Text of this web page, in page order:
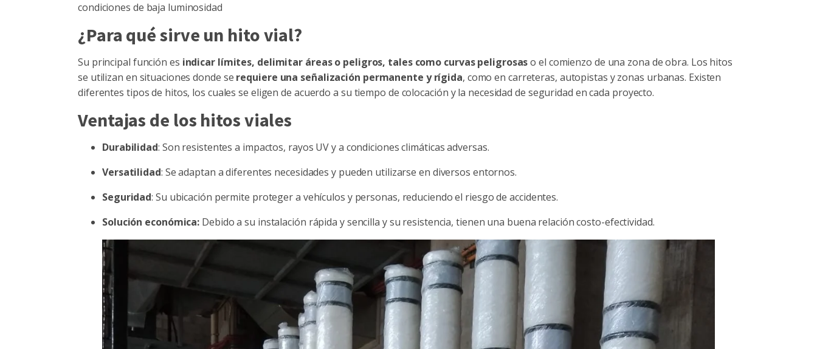
condiciones de baja luminosidad
¿Para qué sirve un hito vial?
Su principal función es indicar límites, delimitar áreas o peligros, tales como curvas peligrosaso el comienzo de una zona de obra. Los hitos
se utilizan en situaciones donde se requiere una señalización permanente y rígida, como en carreteras, autopistas y zonas urbanas. Existen
diferentes tipos de hitos, los cuales se eligen de acuerdo a su tiempo de colocación y la necesidad de seguridad en cada proyecto.
Ventajas de los hitos viales
Durabilidad: Son resistentes a impactos, rayos UV y a condiciones climáticas adversas.
Versatilidad: Se adaptan a diferentes necesidades y pueden utilizarse en diversos entornos.
Seguridad: Su ubicación permite proteger a vehículos y personas, reduciendo el riesgo de accidentes.
Solución económica: Debido a su instalación rápida y sencilla y su resistencia, tienen una buena relación costo-efectividad.